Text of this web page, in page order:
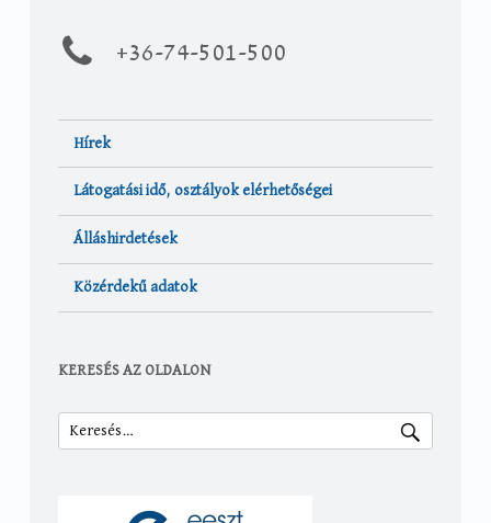
+36-74-501-500
Hírek
Látogatási idő, osztályok elérhetőségei
Álláshirdetések
Közérdekű adatok
KERESÉS AZ OLDALON
Keresés: